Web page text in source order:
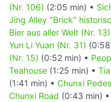
(Nr. 106) (2:05 min) •
Jing Alley "Brick"
Bier aus aller Welt (Nr. 13)
Yun Li Yuan (Nr. 31)
(Nr. 15) (0:52 min) •
Teahouse (1:25 min) •
(1:41 min) • Chunxi
Chunxi Road (0:43 min) •